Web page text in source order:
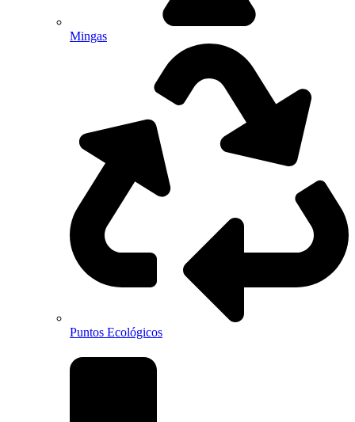
Mingas
Puntos Ecológicos